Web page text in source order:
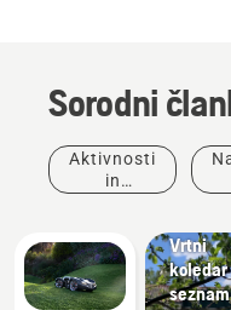
Sorodni
Aktivnosti
in
Navodila
Vrtni
koledar
seznam